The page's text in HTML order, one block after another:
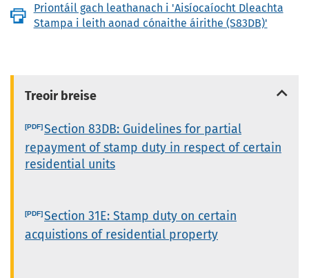
Priontáil gach leathanach i 'Aisíocaíocht Dleachta
Stampa i leith aonad cónaithe áirithe (S83DB)'
Treoir breise
Section 83DB: Guidelines for partial
repayment of stamp duty in respect of certain
residential units
Section 31E: Stamp duty on certain
acquistions of residential property